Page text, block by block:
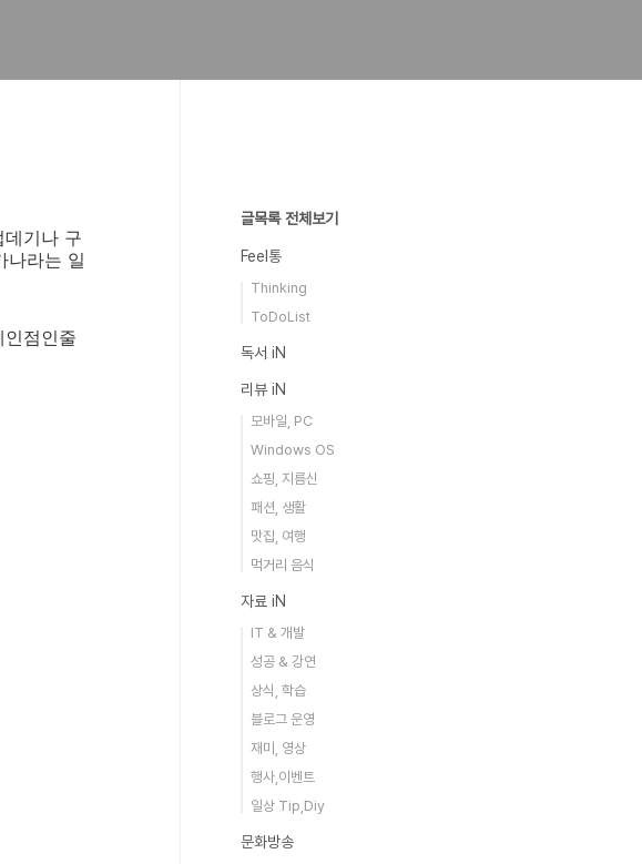
기나 구
나라는 일
점인줄
글목록 전체보기
Feel통
Thinking
ToDoList
독서 iN
리뷰 iN
모바일, PC
Windows OS
쇼핑, 지름신
패션, 생활
맛집, 여행
먹거리 음식
자료 iN
IT & 개발
성공 & 강연
상식, 학습
블로그 운영
재미, 영상
행사,이벤트
일상 Tip,Diy
문화방송